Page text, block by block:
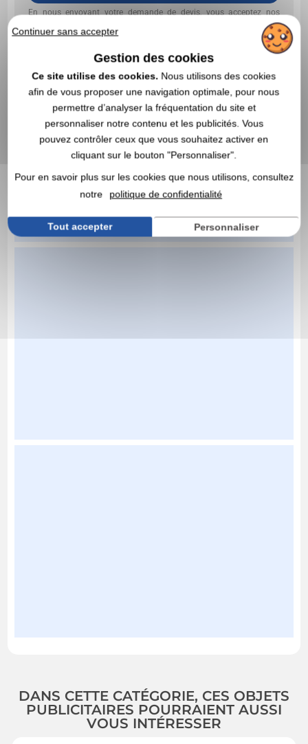
En nous envoyant votre demande de devis, vous acceptez nos
conditions générales d’utilisation et notre politique de
confidentialité des données
DANS CETTE CATÉGORIE, CES OBJETS
PUBLICITAIRES POURRAIENT AUSSI
VOUS INTÉRESSER
Continuer sans accepter
Gestion des cookies
Ce site utilise des cookies. Nous utilisons des cookies
afin de vous proposer une navigation optimale, pour nous
permettre d’analyser la fréquentation du site et
personnaliser notre contenu et les publicités. Vous
pouvez contrôler ceux que vous souhaitez activer en
cliquant sur le bouton "Personnaliser".
Pour en savoir plus sur les cookies que nous utilisons, consultez
notre
politique de confidentialité
Tout accepter Personnaliser